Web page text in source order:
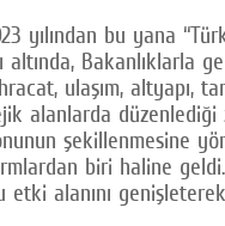
yılından bu yana
altında, Bakanlıklarla
ulaşım, altyapı,
alanlarda düzenlediği
şekillenmesine
biri haline geldi.
alanını